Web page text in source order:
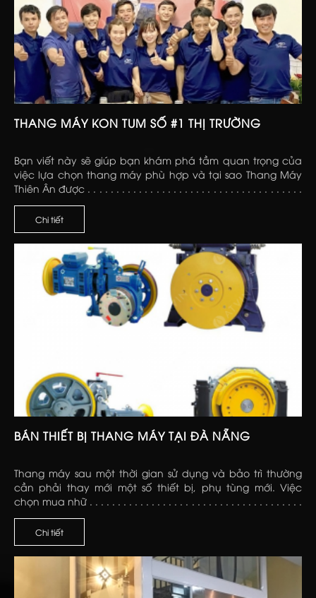
THANG MÁY KON TUM SỐ #1 THỊ TRƯỜNG
Bạn viết này sẽ giúp bạn khám phá tầm quan trọng của
việc lựa chọn thang máy phù hợp và tại sao Thang Máy
Thiên Ân được . . . . . . . . . . . . . . . . . . . . . . . . . . . . . . . . . . . . . .
. . . . . . . . . . . . . . . . . . . . . . . . . . . . . . . . . . . . . . . . . . . . . . . . .
Chi tiết
BÁN THIẾT BỊ THANG MÁY TẠI ĐÀ NẴNG
Thang máy sau một thời gian sử dụng và bảo trì thường
cần phải thay mới một số thiết bị, phụ tùng mới. Việc
chọn mua nhữ . . . . . . . . . . . . . . . . . . . . . . . . . . . . . . . . . . . . . .
. . . . . . . . . . . . . . . . . . . . . . . . . . . . . . . . . . . . . . . . . . . . . . . . .
Chi tiết